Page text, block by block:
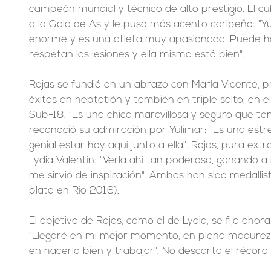
campeón mundial y técnico de alto prestigio. El
a la Gala de As y le puso más acento caribeño:
enorme y es una atleta muy apasionada. Puede
respetan las lesiones y ella misma está bien".
Rojas se fundió en un abrazo con María Vicente,
éxitos en heptatlón y también en triple salto, en
Sub-18. "Es una chica maravillosa y seguro que
reconoció su admiración por Yulimar: "Es una
genial estar hoy aquí junto a ella". Rojas, pura
Lydia Valentín: "Verla ahí tan poderosa, ganando
me sirvió de inspiración". Ambas han sido
plata en Río 2016).
El objetivo de Rojas, como el de Lydia, se fija
"Llegaré en mi mejor momento, en plena
en hacerlo bien y trabajar". No descarta el récord